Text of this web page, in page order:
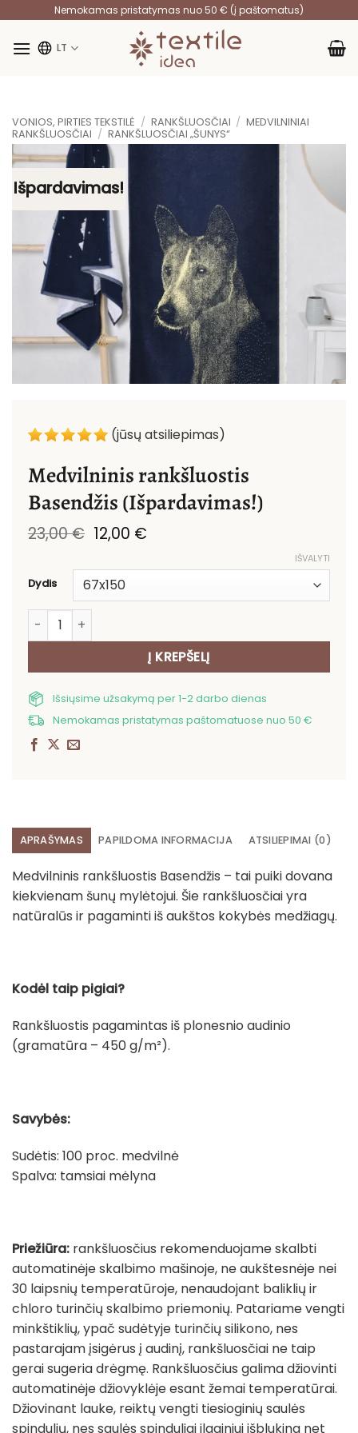
content
Nemokamas pristatymas nuo 50 € (į paštomatus)
LT
VONIOS, PIRTIES TEKSTILĖ / RANKŠLUOSČIAI / MEDVILNINIAI
RANKŠLUOSČIAI / RANKŠLUOSČIAI „ŠUNYS“
Išpardavimas!
(jūsų atsiliepimas)
Medvilninis rankšluostis
Basendžis (Išpardavimas!)
23,00€ Original
price
23,00 €.
12,00 €Current
Dydis
IŠVALYTI
produkto kiekis: Medvilninis rankšluostis Basendžis
Į KREPŠELĮ
Išsiųsime užsakymą per 1-2 darbo dienas
Nemokamas pristatymas paštomatuose nuo 50 €
APRAŠYMAS PAPILDOMA INFORMACIJA ATSILIEPIMAI (0)
Medvilninis rankšluostis Basendžis – tai puiki dovana
kiekvienam šunų mylėtojui. Šie rankšluosčiai yra
natūralūs ir pagaminti iš aukštos kokybės medžiagų.
Kodėl taip pigiai?
Rankšluostis pagamintas iš plonesnio audinio
(gramatūra – 450 g/m²).
Savybės:
Sudėtis: 100 proc. medvilnė
Spalva: tamsiai mėlyna
Priežiūra: rankšluosčius rekomenduojame skalbti
automatinėje skalbimo mašinoje, ne aukštesnėje nei
30 laipsnių temperatūroje, nenaudojant baliklių ir
chloro turinčių skalbimo priemonių. Patariame vengti
minkštiklių, ypač sudėtyje turinčių silikono, nes
pastarajam įsigėrus į audinį, rankšluosčiai ne taip
gerai sugeria drėgmę. Rankšluosčius galima džiovinti
automatinėje džiovyklėje esant žemai temperatūrai.
Džiovinant lauke, reiktų vengti tiesioginių saulės
spindulių, nes saulės spinduliai ilgainiui išblukina net